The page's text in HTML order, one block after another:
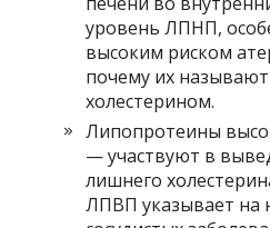
уровень ЛПНП,
высоким риском
почему их
холестерином.
Липопротеины
— участвуют в
лишнего
ЛПВП указывает на